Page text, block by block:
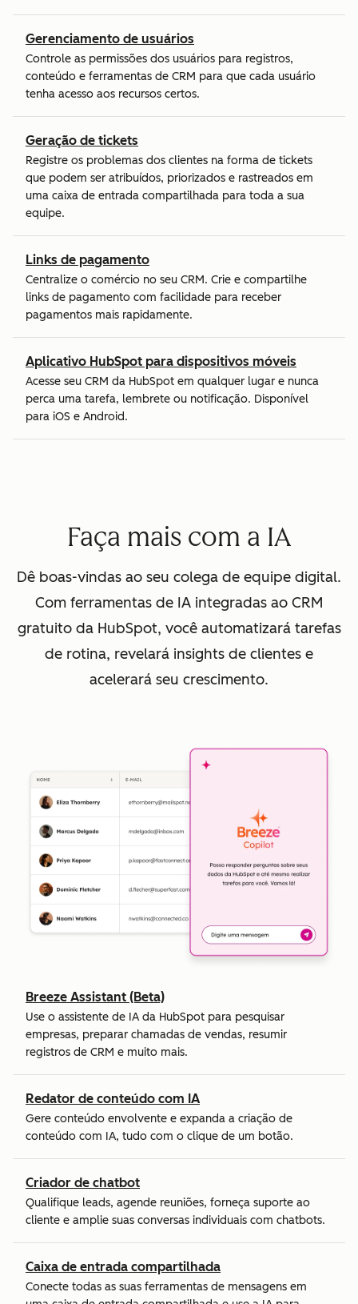
Gerenciamento de usuários
Controle as permissões dos usuários para registros,
conteúdo e ferramentas de CRM para que cada usuário
tenha acesso aos recursos certos.
Geração de tickets
Registre os problemas dos clientes na forma de tickets
que podem ser atribuídos, priorizados e rastreados em
uma caixa de entrada compartilhada para toda a sua
equipe.
Links de pagamento
Centralize o comércio no seu CRM. Crie e compartilhe
links de pagamento com facilidade para receber
pagamentos mais rapidamente.
Aplicativo HubSpot para dispositivos móveis
Acesse seu CRM da HubSpot em qualquer lugar e nunca
perca uma tarefa, lembrete ou notificação. Disponível
para iOS e Android.
Faça mais com a IA
Dê boas-vindas ao seu colega de equipe digital.
Com ferramentas de IA integradas ao CRM
gratuito da HubSpot, você automatizará tarefas
de rotina, revelará insights de clientes e
acelerará seu crescimento.
Breeze Assistant (Beta)
Use o assistente de IA da HubSpot para pesquisar
empresas, preparar chamadas de vendas, resumir
registros de CRM e muito mais.
Redator de conteúdo com IA
Gere conteúdo envolvente e expanda a criação de
conteúdo com IA, tudo com o clique de um botão.
Criador de chatbot
Qualifique leads, agende reuniões, forneça suporte ao
cliente e amplie suas conversas individuais com chatbots.
Caixa de entrada compartilhada
Conecte todas as suas ferramentas de mensagens em